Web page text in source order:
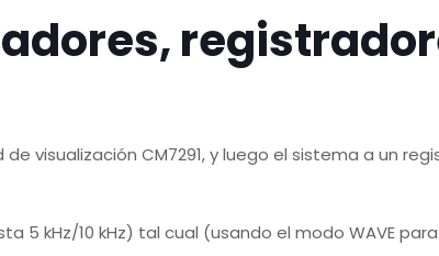
visualización CM7291, y luego el sistema a un
5 kHz/10 kHz) tal cual (usando el modo WAVE